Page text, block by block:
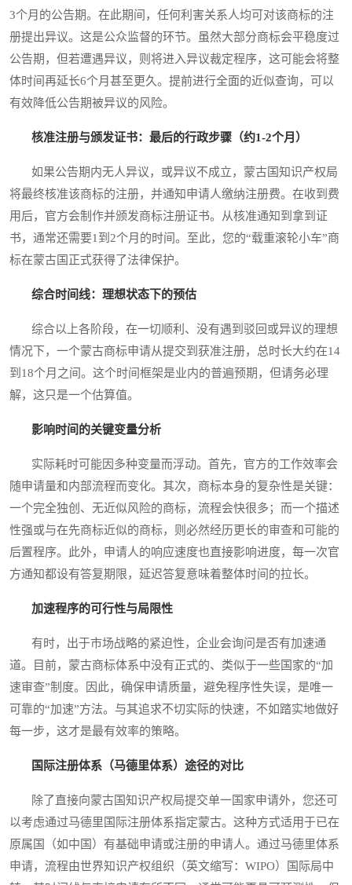
3个月的公告期。在此期间，任何利害关系人均可对该商标的注
册提出异议。这是公众监督的环节。虽然大部分商标会平稳度过
公告期，但若遭遇异议，则将进入异议裁定程序，这可能会将整
体时间再延长6个月甚至更久。提前进行全面的近似查询，可以
有效降低公告期被异议的风险。
核准注册与颁发证书：最后的行政步骤（约1-2个月）
如果公告期内无人异议，或异议不成立，蒙古国知识产权局
将最终核准该商标的注册，并通知申请人缴纳注册费。在收到费
用后，官方会制作并颁发商标注册证书。从核准通知到拿到证
书，通常还需要1到2个月的时间。至此，您的“载重滚轮小车”商
标在蒙古国正式获得了法律保护。
综合时间线：理想状态下的预估
综合以上各阶段，在一切顺利、没有遇到驳回或异议的理想
情况下，一个蒙古商标申请从提交到获准注册，总时长大约在14
到18个月之间。这个时间框架是业内的普遍预期，但请务必理
解，这只是一个估算值。
影响时间的关键变量分析
实际耗时可能因多种变量而浮动。首先，官方的工作效率会
随申请量和内部流程而变化。其次，商标本身的复杂性是关键：
一个完全独创、无近似风险的商标，流程会快很多；而一个描述
性强或与在先商标近似的商标，则必然经历更长的审查和可能的
后置程序。此外，申请人的响应速度也直接影响进度，每一次官
方通知都设有答复期限，延迟答复意味着整体时间的拉长。
加速程序的可行性与局限性
有时，出于市场战略的紧迫性，企业会询问是否有加速通
道。目前，蒙古商标体系中没有正式的、类似于一些国家的“加
速审查”制度。因此，确保申请质量，避免程序性失误，是唯一
可靠的“加速”方法。与其追求不切实际的快速，不如踏实地做好
每一步，这才是最有效率的策略。
国际注册体系（马德里体系）途径的对比
除了直接向蒙古国知识产权局提交单一国家申请外，您还可
以考虑通过马德里国际注册体系指定蒙古。这种方式适用于已在
原属国（如中国）有基础申请或注册的申请人。通过马德里体系
申请，流程由世界知识产权组织（英文缩写：WIPO）国际局中